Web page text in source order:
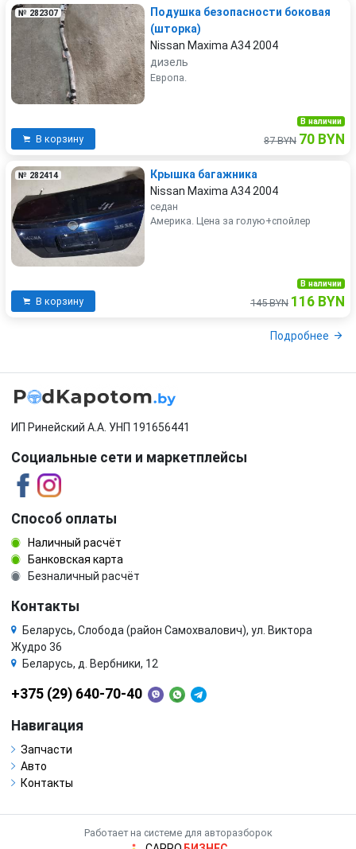
№ 282307
Подушка безопасности боковая
(шторка)
Nissan Maxima A34 2004
дизель
Европа.
В корзину
В наличии
87 BYN 70 BYN
№ 282414
Крышка багажника
Nissan Maxima A34 2004
седан
Америка. Цена за голую+спойлер
В корзину
В наличии
145 BYN 116 BYN
Подробнее
ИП Ринейский А.А. УНП 191656441
Социальные сети и маркетплейсы
Способ оплаты
Наличный расчёт
Банковская карта
Безналичный расчёт
Контакты
Беларусь, Слобода (район Самохвалович), ул. Виктора
Жудро 36
Беларусь, д. Вербники, 12
+375 (29) 640-70-40
Навигация
Запчасти
Авто
Контакты
Работает на системе для авторазборок